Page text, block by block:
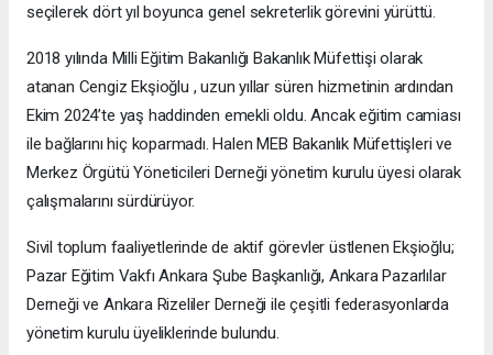
seçilerek dört yıl boyunca genel sekreterlik görevini yürüttü.
2018 yılında Milli Eğitim Bakanlığı Bakanlık Müfettişi olarak
atanan Cengiz Ekşioğlu , uzun yıllar süren hizmetinin ardından
Ekim 2024’te yaş haddinden emekli oldu. Ancak eğitim camiası
ile bağlarını hiç koparmadı. Halen MEB Bakanlık Müfettişleri ve
Merkez Örgütü Yöneticileri Derneği yönetim kurulu üyesi olarak
çalışmalarını sürdürüyor.
Sivil toplum faaliyetlerinde de aktif görevler üstlenen Ekşioğlu;
Pazar Eğitim Vakfı Ankara Şube Başkanlığı, Ankara Pazarlılar
Derneği ve Ankara Rizeliler Derneği ile çeşitli federasyonlarda
yönetim kurulu üyeliklerinde bulundu.